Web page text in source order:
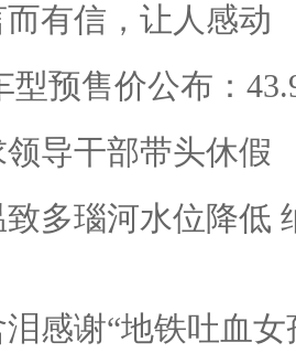
有信，让人感动
型预售价公布：
导干部带头休假
多瑙河水位降低
感谢“地铁吐血